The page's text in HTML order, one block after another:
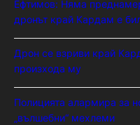
Ефтимов: Няма
дронът край Кардам е
Дрон се взриви край
произхода му
Полицията алармира за
„вълшебни“ мехлеми